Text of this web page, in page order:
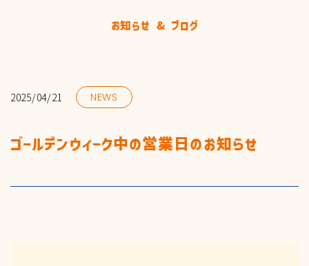
商品一覧
施工までの流れ
お知らせ & ブログ
2025/04/21 NEWS
ゴールデンウィーク中の営業日のお知らせ